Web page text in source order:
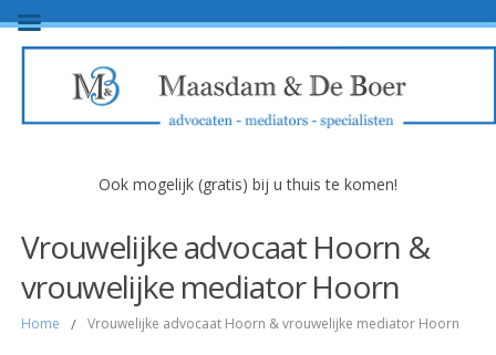
Ook mogelijk (gratis) bij u thuis te komen!
Vrouwelijke advocaat Hoorn &
vrouwelijke mediator Hoorn
Home / Vrouwelijke advocaat Hoorn & vrouwelijke mediator Hoorn